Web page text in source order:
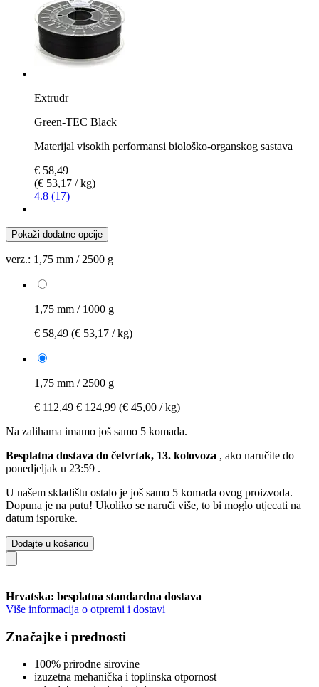
Extrudr
Green-TEC Black
Materijal visokih performansi biološko-organskog sastava
€ 58,49
(€ 53,17 / kg)
4.8 (17)
Pokaži dodatne opcije
verz.: 1,75 mm / 2500 g
1,75 mm / 1000 g
€ 58,49 (€ 53,17 / kg)
1,75 mm / 2500 g
€ 112,49 € 124,99 (€ 45,00 / kg)
Na zalihama imamo još samo 5 komada.
Besplatna dostava do četvrtak, 13. kolovoza , ako naručite do
ponedjeljak u 23:59 .
U našem skladištu ostalo je još samo 5 komada ovog proizvoda.
Dopuna je na putu! Ukoliko se naruči više, to bi moglo utjecati na
datum isporuke.
Dodajte u košaricu
Hrvatska: besplatna standardna dostava
Više informacija o otpremi i dostavi
Značajke i prednosti
100% prirodne sirovine
izuzetna mehanička i toplinska otpornost